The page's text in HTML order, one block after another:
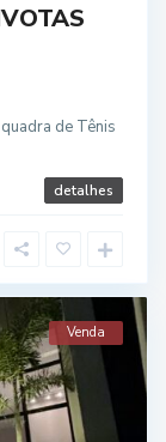
de Tênis
detalhes
Venda